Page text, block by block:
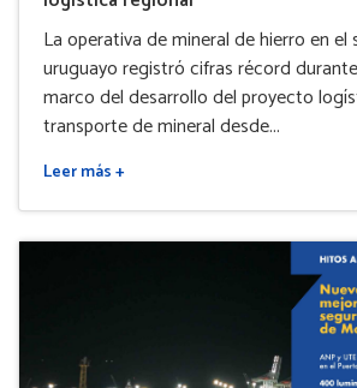
La operativa de mineral de hierro en
uruguayo registró cifras récord
marco del desarrollo del proyecto
transporte de mineral desde...
Leer más +